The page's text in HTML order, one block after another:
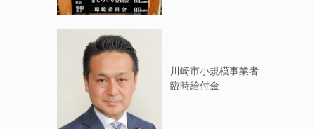
川崎市小規模事業者
臨時給付金